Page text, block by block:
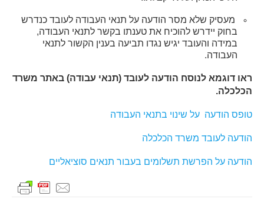
מעסיק שלא מסר הודעה על תנאי העבודה לעובד כנדרש
בחוק יידרש להוכיח את טענתו בקשר לתנאי העבודה,
במידה והעובד יגיש נגדו תביעה בענין הקשור לתנאי
העבודה.
ראו דוגמא לנוסח הודעה לעובד (תנאי עבודה) באתר משרד
הכלכלה.
טופס הודעה על שינוי בתנאי העבודה
הודעה לעובד משרד הכלכלה
הודעה על הפרשת תשלומים בעבור תנאים סוציאליים